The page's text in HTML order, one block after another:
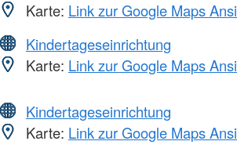
Karte: Link zur Google Maps
Kindertageseinrichtung
Karte: Link zur Google Maps
Kindertageseinrichtung
Karte: Link zur Google Maps